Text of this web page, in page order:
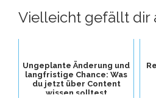
Vielleicht gefällt dir
Ungeplante Änderung und
langfristige Chance: Was
du jetzt über Content
wissen solltest